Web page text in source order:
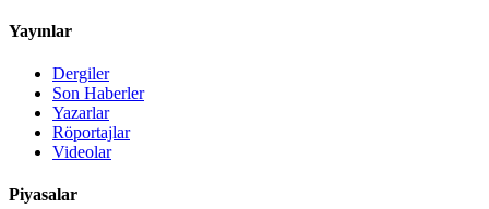
Yayınlar
Dergiler
Son Haberler
Yazarlar
Röportajlar
Videolar
Piyasalar